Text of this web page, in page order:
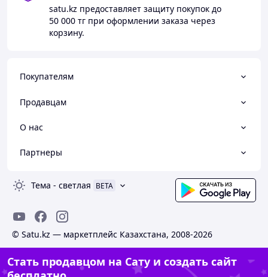
satu.kz предоставляет защиту покупок до
50 000 тг при оформлении заказа через
корзину.
Покупателям
Продавцам
О нас
Партнеры
Тема - светлая BETA
© Satu.kz — маркетплейс Казахстана, 2008-2026
Стать продавцом на Сату и создать сайт